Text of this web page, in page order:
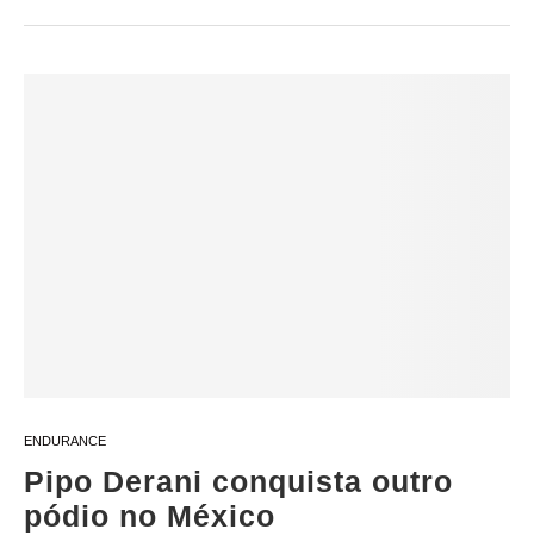
ENDURANCE
Pipo Derani conquista outro
pódio no México